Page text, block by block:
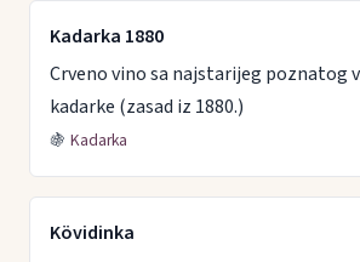
Kadarka 1880
Crveno vino sa najstarijeg poznatog
kadarke (zasad iz 1880.)
🍇 Kadarka
Kövidinka